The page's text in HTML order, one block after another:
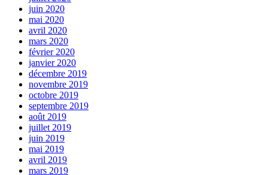
juin 2020
mai 2020
avril 2020
mars 2020
février 2020
janvier 2020
décembre 2019
novembre 2019
octobre 2019
septembre 2019
août 2019
juillet 2019
juin 2019
mai 2019
avril 2019
mars 2019